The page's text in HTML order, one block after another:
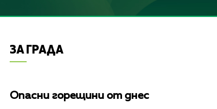
ЗА ГРАДА
Опасни горещини от днес